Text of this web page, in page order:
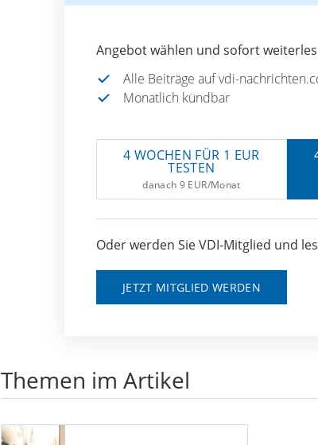
Angebot wählen und sofort
Alle Beiträge auf vdi-
Monatlich kündbar
4 WOCHEN FÜR 1 EUR
TESTEN
danach 9 EUR/Monat
Oder werden Sie VDI-Mitglied und
JETZT MITGLIED WERDEN
Themen im Artikel